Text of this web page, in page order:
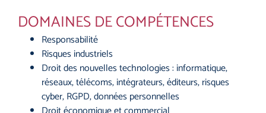
DOMAINES DE COMPÉTENCES
Responsabilité
Risques industriels
Droit des nouvelles technologies : informatique,
réseaux, télécoms, intégrateurs, éditeurs, risques
cyber, RGPD, données personnelles